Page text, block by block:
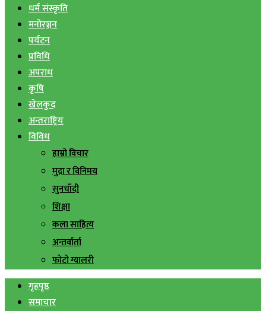
धर्म संस्कृति
मनोरञ्जन
पर्यटन
प्रविधि
अपराध
कृषि
खेलकुद
अन्तराष्ट्रिय
विविध
हाम्रो विचार
मुद्रा र विनिमय
सुनचाँदी
शिक्षा
कला साहित्य
अन्तर्वार्ता
फोटो ग्यालरी
गृहपृष्ठ
समाचार